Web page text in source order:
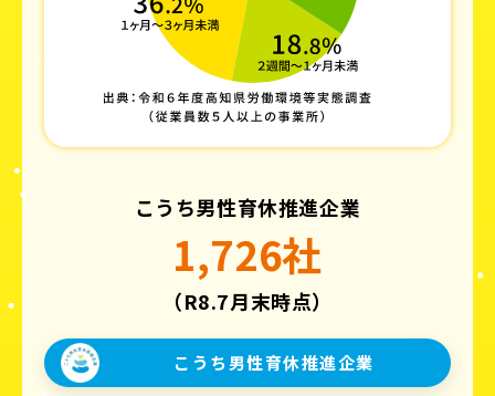
こうち男性育休推進企業
1,726社
（R8.7月末時点）
こうち男性育休推進企業